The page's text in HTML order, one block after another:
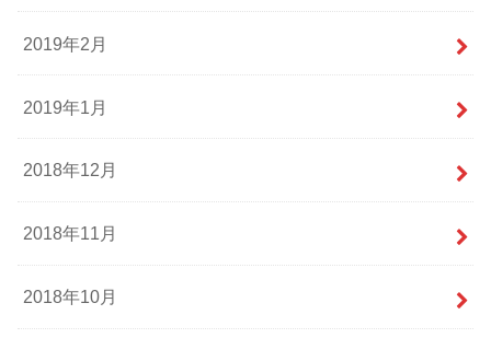
2019年2月
2019年1月
2018年12月
2018年11月
2018年10月